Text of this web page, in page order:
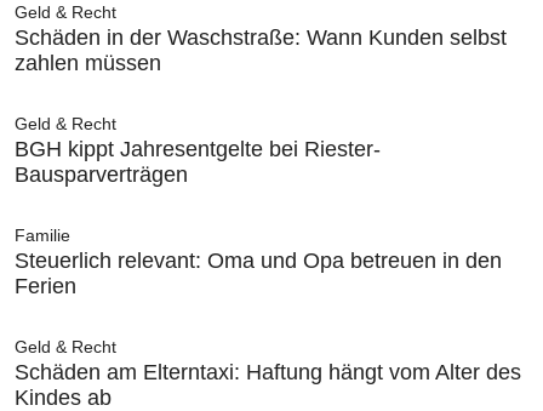
Geld & Recht
Schäden in der Waschstraße: Wann Kunden selbst
zahlen müssen
Geld & Recht
BGH kippt Jahresentgelte bei Riester-
Bausparverträgen
Familie
Steuerlich relevant: Oma und Opa betreuen in den
Ferien
Geld & Recht
Schäden am Elterntaxi: Haftung hängt vom Alter des
Kindes ab